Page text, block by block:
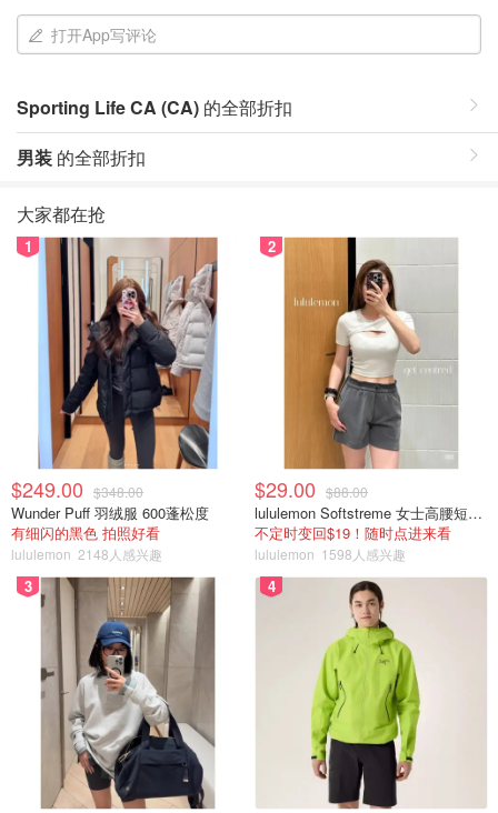
打开App写评论
Sporting Life CA (CA) 的全部折扣
男装 的全部折扣
大家都在抢
1
$249.00 $348.00
Wunder Puff 羽绒服 600蓬松度
有细闪的黑色 拍照好看
lululemon 2148人感兴趣
2
$29.00 $88.00
lululemon Softstreme 女士高腰短裤 10cm
不定时变回$19！随时点进来看
lululemon 1598人感兴趣
3 4